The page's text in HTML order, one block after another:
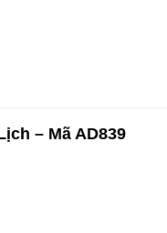
– Mã AD839